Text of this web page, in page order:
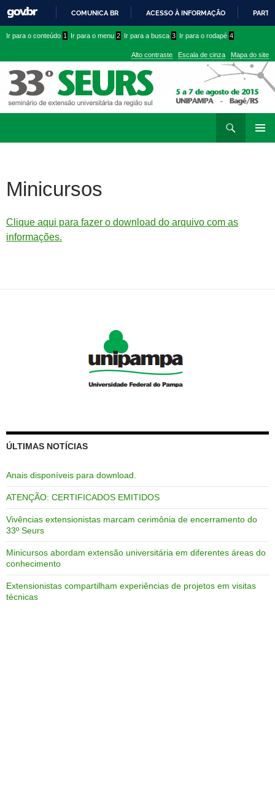
PARA
CONTEÚDO
COMUNICA BR ACESSO À INFORMAÇÃO
conteúdo
menu
superior
Ir para o conteúdo 1 Ir para o menu 2 Ir para a busca 3 Ir para o rodapé 4
Alto contraste Escala de cinza Mapa do site
Minicursos
Clique aqui para fazer o download do arquivo com as
informações.
ÚLTIMAS NOTÍCIAS
Anais disponíveis para download.
ATENÇÃO: CERTIFICADOS EMITIDOS
Vivências extensionistas marcam cerimônia de encerramento do
33º Seurs
Minicursos abordam extensão universitária em diferentes áreas do
conhecimento
Extensionistas compartilham experiências de projetos em visitas
técnicas